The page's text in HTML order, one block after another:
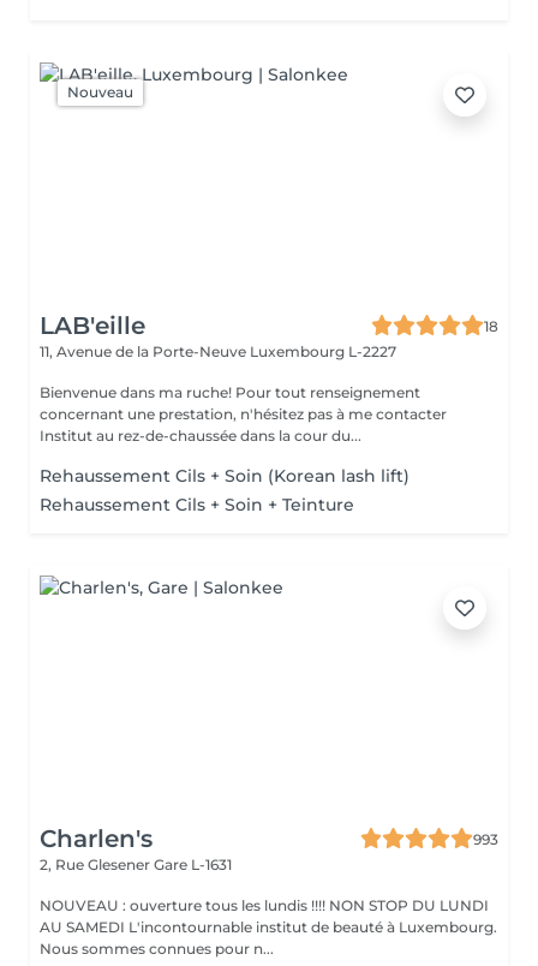
Nouveau
LAB'eille
18
11, Avenue de la Porte-Neuve Luxembourg L-2227
Bienvenue dans ma ruche! Pour tout renseignement
concernant une prestation, n'hésitez pas à me contacter
Institut au rez-de-chaussée dans la cour du...
Rehaussement Cils + Soin (Korean lash lift)
Rehaussement Cils + Soin + Teinture
Charlen's
993
2, Rue Glesener Gare L-1631
NOUVEAU : ouverture tous les lundis !!!! NON STOP DU LUNDI
AU SAMEDI L'incontournable institut de beauté à Luxembourg.
Nous sommes connues pour n...